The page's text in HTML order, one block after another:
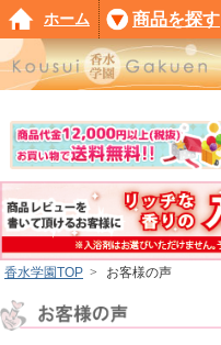
香水学園TOP > お客様の声
ホーム 商品を探す